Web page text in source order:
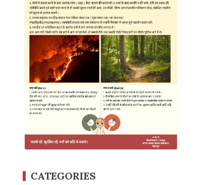
CATEGORIES